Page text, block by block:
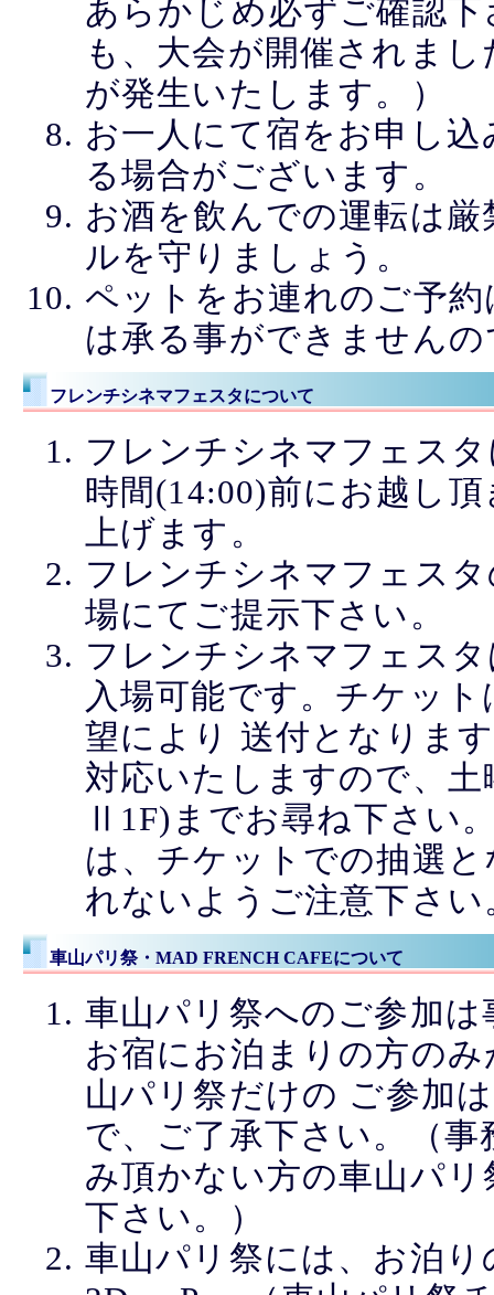
あらかじめ必ずご確認
も、大会が開催されま
が発生いたします。）
お一人にて宿をお申し
る場合がございます。
お酒を飲んでの運転は
ルを守りましょう。
ペットをお連れのご予
は承る事ができません
フレンチシネマフェスタについて
フレンチシネマフェス
時間(14:00)前にお越し
上げます。
フレンチシネマフェス
場にてご提示下さい。
フレンチシネマフェス
入場可能です。チケッ
望により 送付となりま
対応いたしますので、
Ⅱ1F)までお尋ね下さい
は、チケットでの抽選
れないようご注意下さい
車山パリ祭・MAD FRENCH CAFEについて
車山パリ祭へのご参加
お宿にお泊まりの方の
山パリ祭だけの ご参加
で、ご了承下さい。（
み頂かない方の車山パ
下さい。）
車山パリ祭には、お泊